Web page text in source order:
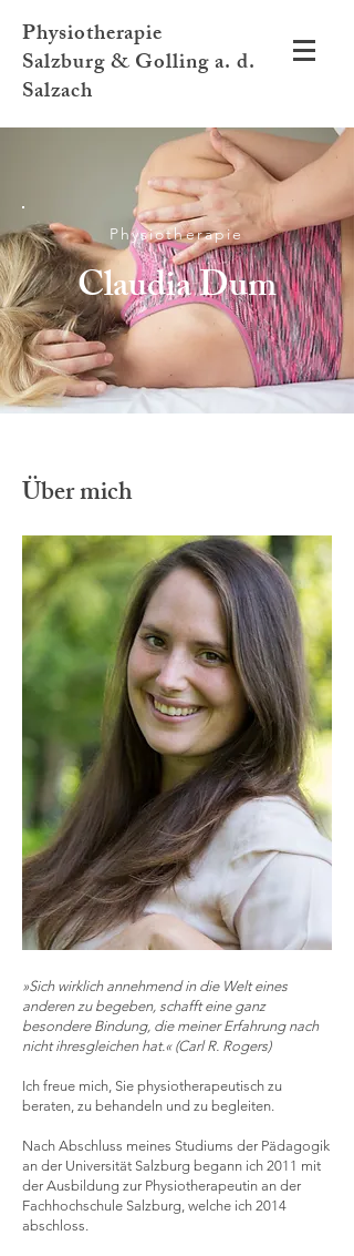
Physiotherapie
Salzburg & Golling a. d.
Salzach
Physiotherapie
Claudia Dum
Über mich
»Sich wirklich annehmend in die Welt eines
anderen zu begeben, schafft eine ganz
besondere Bindung, die meiner Erfahrung nach
nicht ihresgleichen hat.« (Carl R. Rogers)
Ich freue mich, Sie physiotherapeutisch zu
beraten, zu behandeln und zu begleiten.
Nach Abschluss meines Studiums der Pädagogik
an der Universität Salzburg begann ich 2011 mit
der Ausbildung zur Physiotherapeutin an der
Fachhochschule Salzburg, welche ich 2014
abschloss.​